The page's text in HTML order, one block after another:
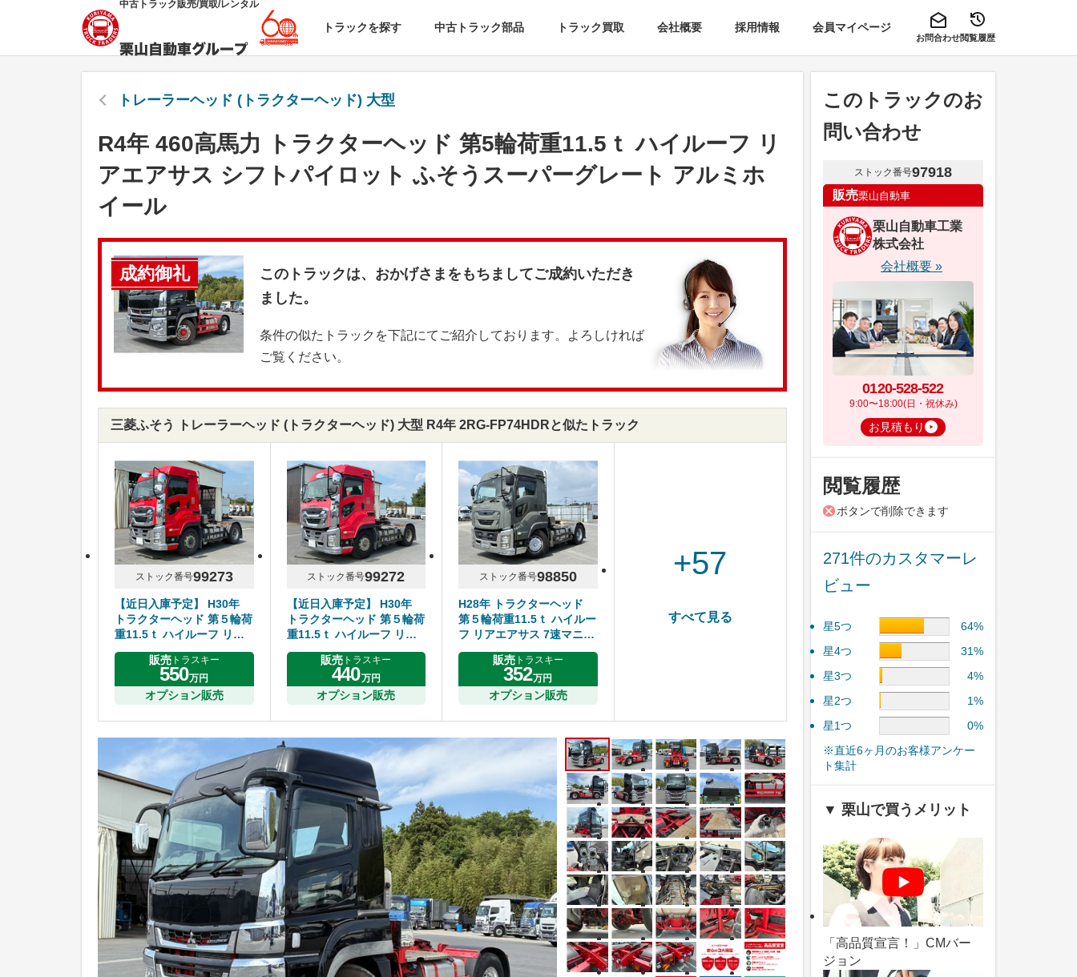
中古トラック販売/買取/レンタル
トラックを探す 中古トラック部品 トラック買取 会社概要 採用情報 会員マイページ
お問合わせ閲覧履歴
トレーラーヘッド (トラクターヘッド) 大型
R4年 460高馬力 トラクターヘッド 第5輪荷重11.5ｔ ハイルーフ リ
アエアサス シフトパイロット ふそうスーパーグレート アルミホ
イール
成約御礼
このトラックは、おかげさまをもちましてご成約いただき
ました。
条件の似たトラックを下記にてご紹介しております。よろしければ
ご覧ください。
三菱ふそう トレーラーヘッド (トラクターヘッド) 大型 R4年 2RG-FP74HDRと似たトラック
ストック番号99273
【近日入庫予定】 H30年
トラクターヘッド 第５輪荷
重11.5ｔ ハイルーフ リア
エアサス 7速マニュアル い
すゞギガ販売トラスキー
550万円
オプション販売
ストック番号99272
【近日入庫予定】 H30年
トラクターヘッド 第５輪荷
重11.5ｔ ハイルーフ リア
エアサス 7速マニュアル い
すゞギガ販売 トラスキー
440万円
オプション販売
ストック番号98850
H28年 トラクターヘッド
第５輪荷重11.5ｔ ハイルー
フ リアエアサス 7速マニュ
アル いすゞギガ
販売トラスキー
352万円
オプション販売
+57
すべて見る
このトラックのお
問い合わせ
ストック番号97918
販売栗山自動車
栗山自動車工業
株式会社
会社概要 »
0120-528-522
9:00〜18:00(日・祝休み)
お見積もり
閲覧履歴
ボタンで削除できます
271件のカスタマーレ
ビュー
星5つ
64%
星4つ
31%
星3つ
4%
星2つ
1%
星1つ
0%
※直近6ヶ月のお客様アンケー
ト集計
▼ 栗山で買うメリット
「高品質宣言！」CMバー
ジョン